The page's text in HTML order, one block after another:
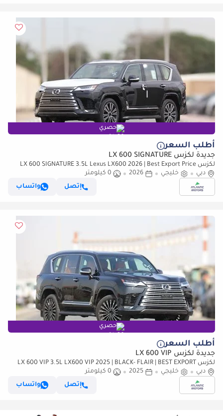
حصري
أطلب السعر
جديدة لكزس LX 600 SIGNATURE
لكزس LX 600 SIGNATURE 3.5L Lexus LX600 2026 | Best Export Price
(للتصدير فقط)
دبي خليجي 2026
0 كيلومتر
إتصل
واتساب
حصري
أطلب السعر
جديدة لكزس LX 600 VIP
لكزس LX 600 VIP 3.5L LX600 VIP 2025 | BLACK- FLAIR | BEST EXPORT
PRICE (للتصدير فقط)
دبي خليجي 2025
0 كيلومتر
إتصل
واتساب